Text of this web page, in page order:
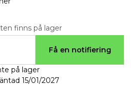
finns på lager
Få en notifiering
på lager
15/01/2027